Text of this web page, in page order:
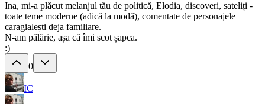
Ina, mi-a plăcut melanjul tău de politică, Elodia, discoveri, sateliți -
toate teme moderne (adică la modă), comentate de personajele
caragialești deja familiare.
N-am pălărie, așa că îmi scot șapca.
:)
0
IC